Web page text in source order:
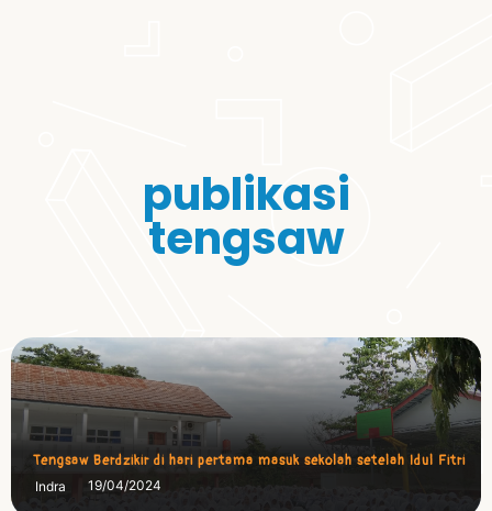
publikasi
tengsaw
Tengsaw Berdzikir di hari pertama masuk sekolah setelah Idul Fitri
Indra
19/04/2024